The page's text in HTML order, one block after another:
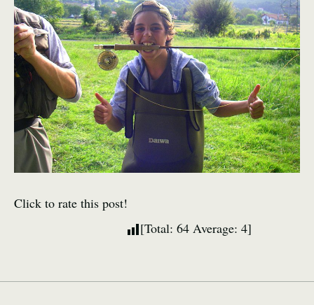
Click to rate this post!
[Total: 64 Average: 4]